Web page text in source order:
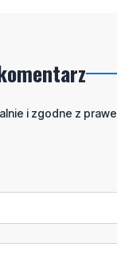
i zgodne z